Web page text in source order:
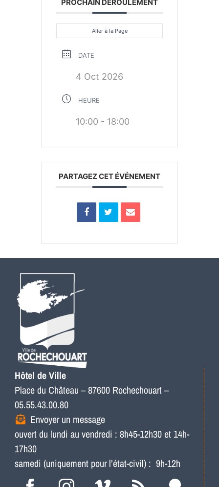
PROCHAIN DÉROULEMENT
Aller à la Page
DATE
4 Oct 2026
HEURE
10:00 - 18:00
PARTAGEZ CET ÉVÉNEMENT
Hôtel de Ville
Place du Château – 87600 Rochechouart –
05.55.43.00.80
Envoyer un message
ouvert du lundi au vendredi : 8h45-12h30 et 14h-
17h30
samedi (uniquement pour l’état-civil) : 9h-12h